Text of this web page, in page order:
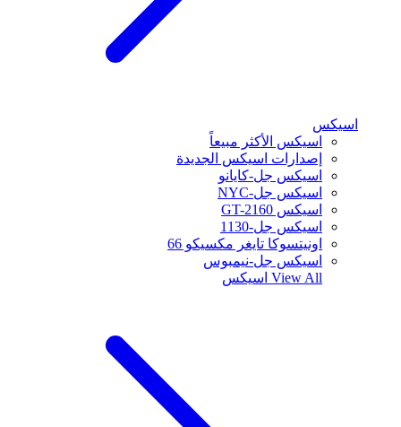
اسيكس
اسيكس الأكثر مبيعاً
إصدارات اسيكس الجديدة
اسيكس جل-كايانو
اسيكس جل-NYC
اسيكس GT-2160
اسيكس جل-1130
اونيتسوكا تايغر مكسيكو 66
اسيكس جل-نيمبوس
View All اسيكس